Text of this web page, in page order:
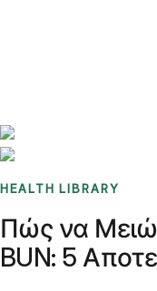
HEALTH LIBRARY
Πώς να
BUN: 5